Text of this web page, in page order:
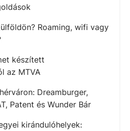
Roaming, wifi vagy
készített
az MTVA
Dreamburger,
Patent és Wunder Bár
kirándulóhelyek: